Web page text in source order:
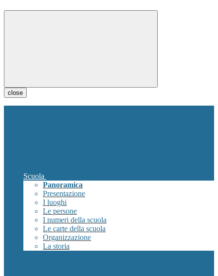
close
Scuola
Panoramica
Presentazione
I luoghi
Le persone
I numeri della scuola
Le carte della scuola
Organizzazione
La storia